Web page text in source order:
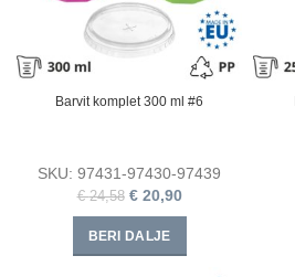
Barvit komplet 300 ml #6
SKU: 97431-97430-97439
€24,58 € 20,90
BERI DALJE